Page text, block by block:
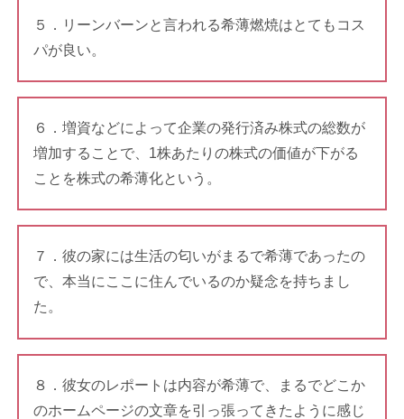
５．リーンバーンと言われる希薄燃焼はとてもコス
パが良い。
６．増資などによって企業の発行済み株式の総数が
増加することで、1株あたりの株式の価値が下がる
ことを株式の希薄化という。
７．彼の家には生活の匂いがまるで希薄であったの
で、本当にここに住んでいるのか疑念を持ちまし
た。
８．彼女のレポートは内容が希薄で、まるでどこか
のホームページの文章を引っ張ってきたように感じ